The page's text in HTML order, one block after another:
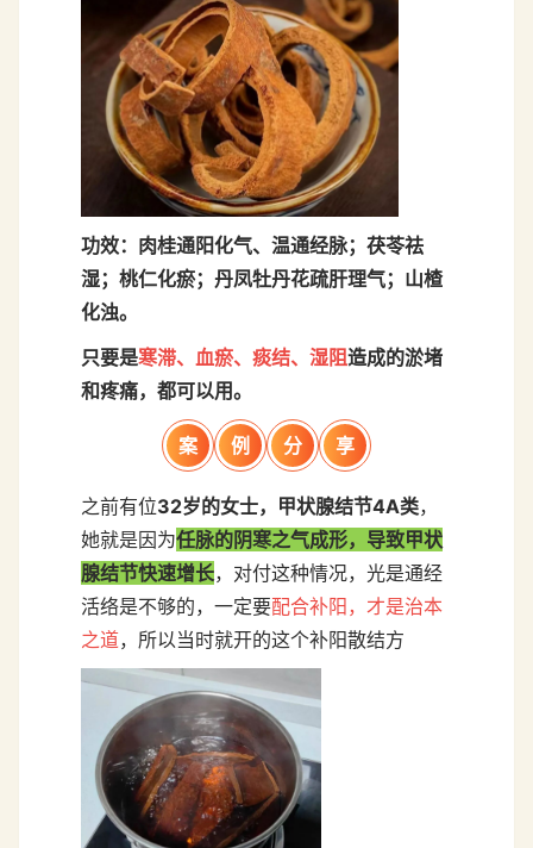
功效： 肉桂通阳化气、温通经脉；茯苓祛
湿；桃仁化瘀；丹凤牡丹花疏肝理气；山楂
化浊。
只要是寒滞、血瘀、痰结、湿阻造成的淤堵
和疼痛，都可以用。
案 例 分 享
之前有位32岁的女士，甲状腺结节4A类，
她就是因为任脉的阴寒之气成形，导致甲状
腺结节快速增长，对付这种情况，光是通经
活络是不够的，一定要配合补阳，才是治本
之道，所以当时就开的这个补阳散结方